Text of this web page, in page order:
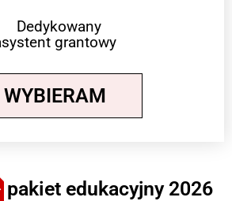
Dedykowany
grantowy
WYBIERAM
pakiet edukacyjny 2026